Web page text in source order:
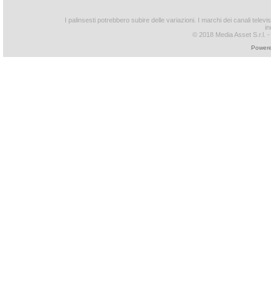
I palinsesti potrebbero subire delle variazioni. I marchi dei canali
© 2018 Media Asset S.r.l.